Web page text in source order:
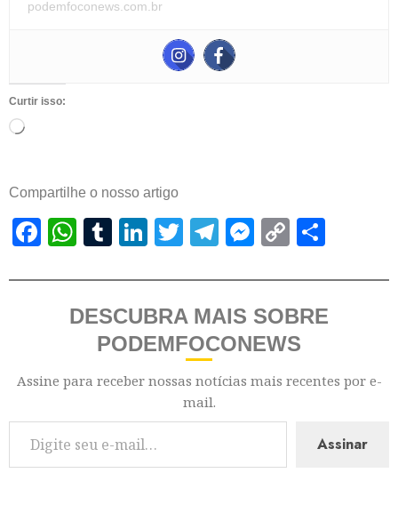
podemfoconews.com.br
Curtir isso:
Compartilhe o nosso artigo
Facebook
WhatsApp
Tumblr
LinkedIn
Twitter
Telegram
Messenger
Copy
DESCUBRA MAIS SOBRE
PODEMFOCONEWS
Assine para receber nossas notícias mais recentes por e-
mail.
Assinar